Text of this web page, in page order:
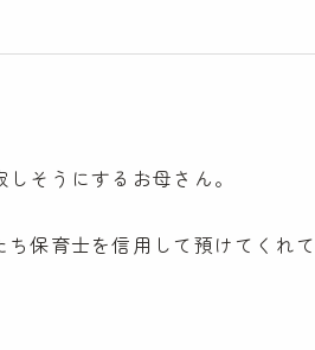
そうにするお母さん。
保育士を信用して預けてくれ